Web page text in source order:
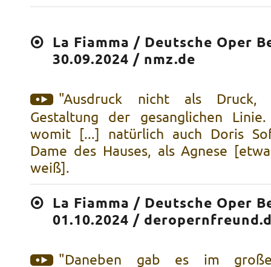
La Fiamma / Deutsche Oper
30.09.2024 / nmz.de
"Ausdruck nicht als Druck,
Gestaltung der gesanglichen
womit [...] natürlich auch Doris
Dame des Hauses, als Agnese
weiß].
La Fiamma / Deutsche Oper
01.10.2024 /
"Daneben gab es im